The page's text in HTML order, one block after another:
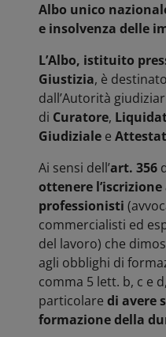
Albo unico
e insolvenza delle
L’Albo, istituito
Giustizia, è
dall’Autorità
di Curatore,
Giudiziale e
Ai sensi dell’art. 356
ottenere
professionisti
commercialisti ed
del lavoro) che
agli obblighi di
comma 5 lett. b, c e
particolaredi avere
formazione della